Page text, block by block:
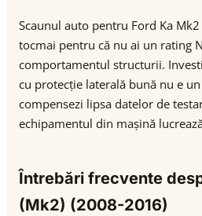
Scaunul auto pentru Ford Ka
tocmai pentru că nu ai un rating
comportamentul structurii.
cu protecție laterală bună nu e
compensezi lipsa datelor de
echipamentul din mașină
Întrebări frecvente
(Mk2) (2008-2016)